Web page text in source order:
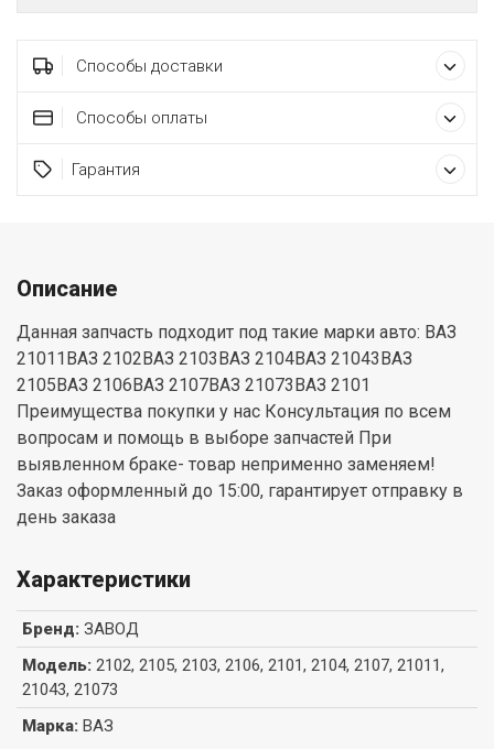
Способы доставки
Способы оплаты
Гарантия
Описание
Данная запчасть подходит под такие марки авто: ВАЗ
21011ВАЗ 2102ВАЗ 2103ВАЗ 2104ВАЗ 21043ВАЗ
2105ВАЗ 2106ВАЗ 2107ВАЗ 21073ВАЗ 2101
Преимущества покупки у нас Консультация по всем
вопросам и помощь в выборе запчастей При
выявленном браке- товар неприменно заменяем!
Заказ оформленный до 15:00, гарантирует отправку в
день заказа
Характеристики
Бренд: ЗАВОД
Модель: 2102, 2105, 2103, 2106, 2101, 2104, 2107, 21011,
21043, 21073
Марка: ВАЗ